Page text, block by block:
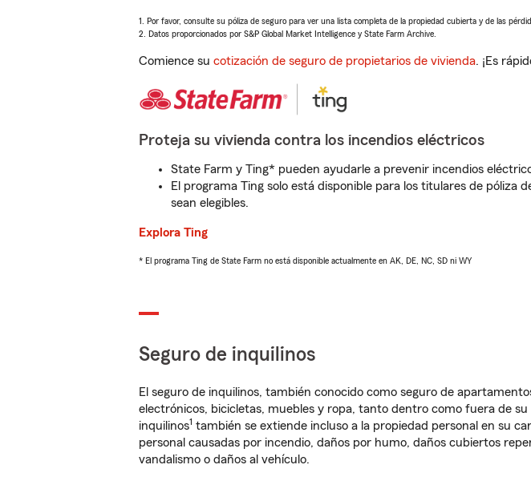
1. Por favor, consulte su póliza de seguro para ver una lista completa de la propiedad cubierta y de las
2. Datos proporcionados por S&P Global Market Intelligence y State Farm Archive.
Comience su cotización de seguro de propietarios de vivienda. ¡Es
Proteja su vivienda contra los incendios eléctricos
State Farm y Ting* pueden ayudarle a prevenir incendios
El programa Ting solo está disponible para los titulares de póliza
sean elegibles.
Explora Ting
* El programa Ting de State Farm no está disponible actualmente en AK, DE, NC, SD ni WY
Seguro de inquilinos
El seguro de inquilinos, también conocido como seguro de
electrónicos, bicicletas, muebles y ropa, tanto dentro como fuera de
inquilinos1 también se extiende incluso a la propiedad personal en su
personal causadas por incendio, daños por humo, daños cubiertos
vandalismo o daños al vehículo.